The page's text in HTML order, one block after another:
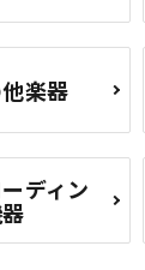
楽器
ディン